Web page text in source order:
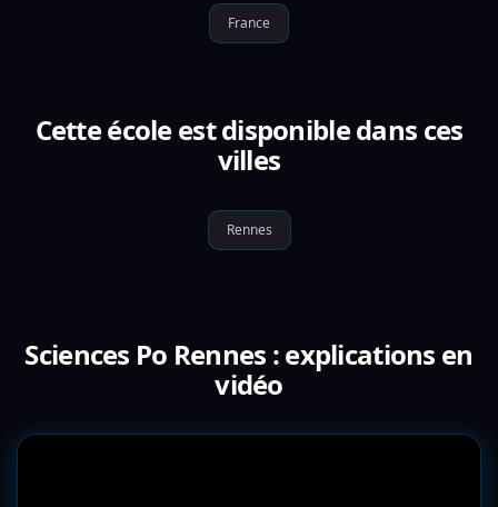
France
Cette école est disponible dans ces
villes
Rennes
Sciences Po Rennes : explications en
vidéo